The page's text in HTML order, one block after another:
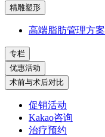
精雕塑形
高端脂肪管理方案
专栏
优惠活动
术前与术后对比
促销活动
Kakao咨询
治疗预约